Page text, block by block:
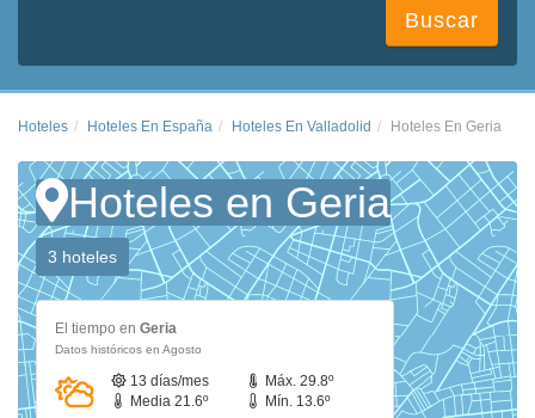
Buscar
Hoteles Hoteles En España Hoteles En Valladolid Hoteles En Geria
Hoteles en Geria
3 hoteles
El tiempo en Geria
Datos históricos en Agosto
13 días/mes
Máx. 29.8º
Media 21.6º
Mín. 13.6º